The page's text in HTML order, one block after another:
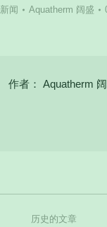
新闻 Aquatherm 阔盛
作者： Aquatherm
历史的文章